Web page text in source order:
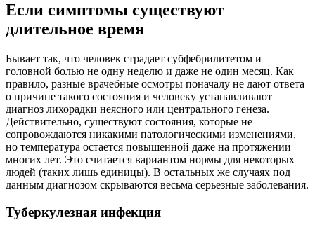
Если симптомы существуют
длительное время
Бывает так, что человек страдает субфебрилитетом и
головной болью не одну неделю и даже не один месяц. Как
правило, разные врачебные осмотры поначалу не дают ответа
о причине такого состояния и человеку устанавливают
диагноз лихорадки неясного или центрального генеза.
Действительно, существуют состояния, которые не
сопровождаются никакими патологическими изменениями,
но температура остается повышенной даже на протяжении
многих лет. Это считается вариантом нормы для некоторых
людей (таких лишь единицы). В остальных же случаях под
данным диагнозом скрываются весьма серьезные заболевания.
Туберкулезная инфекция